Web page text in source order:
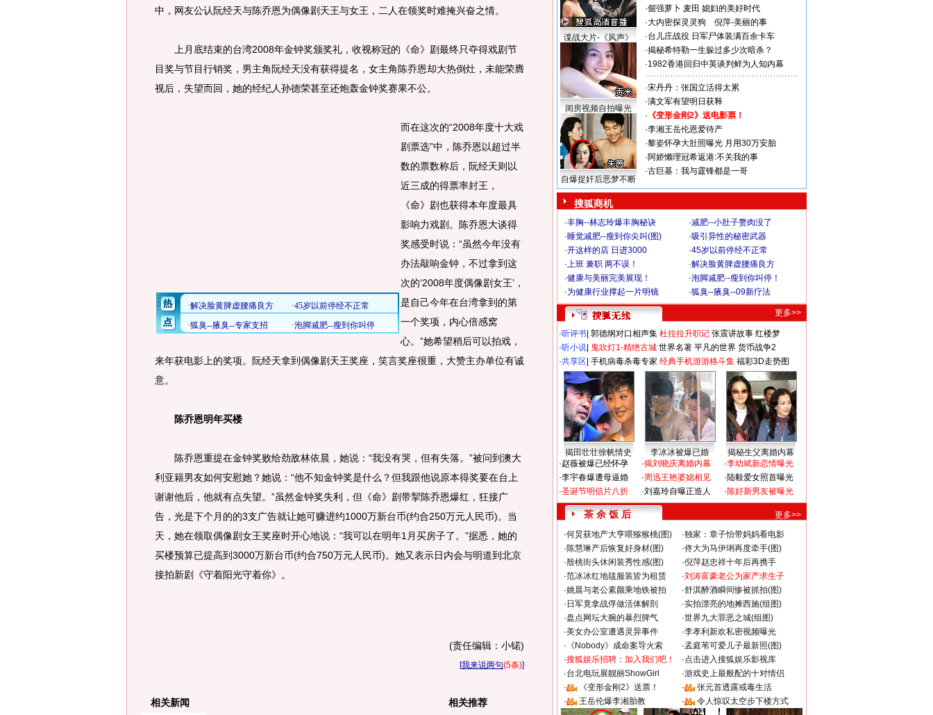
中，网友公认阮经天与陈乔恩为偶像剧天王与女王，二人在领奖时难掩兴奋之情。
上月底结束的台湾2008年金钟奖颁奖礼，收视称冠的《命》剧最终只夺得戏剧节
目奖与节目行销奖，男主角阮经天没有获得提名，女主角陈乔恩却大热倒灶，未能荣膺
视后，失望而回，她的经纪人孙德荣甚至还炮轰金钟奖赛果不公。
而在这次的“2008年度十大戏
剧票选”中，陈乔恩以超过半
数的票数称后，阮经天则以
近三成的得票率封王，
《命》剧也获得本年度最具
影响力戏剧。陈乔恩大谈得
奖感受时说：“虽然今年没有
办法敲响金钟，不过拿到这
次的‘2008年度偶像剧女王’，
是自己今年在台湾拿到的第
一个奖项，内心倍感窝
心。”她希望稍后可以拍戏，
来年获电影上的奖项。阮经天拿到偶像剧天王奖座，笑言奖座很重，大赞主办单位有诚
意。
陈乔恩明年买楼
陈乔恩重提在金钟奖败给劲敌林依晨，她说：“我没有哭，但有失落。”被问到澳大
利亚籍男友如何安慰她？她说：“他不知金钟奖是什么？但我跟他说原本得奖要在台上
谢谢他后，他就有点失望。”虽然金钟奖失利，但《命》剧带挈陈乔恩爆红，狂接广
告，光是下个月的的3支广告就让她可赚进约1000万新台币(约合250万元人民币)。当
天，她在领取偶像剧女王奖座时开心地说：“我可以在明年1月买房子了。”据悉，她的
买楼预算已提高到3000万新台币(约合750万元人民币)。她又表示日内会与明道到北京
接拍新剧《守着阳光守着你》。
(责任编辑：小锘)
[我来说两句(5条)]
相关新闻
相关推荐
谍战大片-《风声》
闺房视频自拍曝光
自爆捉奸后恶梦不断
·倔强萝卜 麦田 媳妇的美好时代
·大内密探灵灵狗
倪萍-美丽的事
·台儿庄战役 日军尸体装满百余卡车
·揭秘希特勒一生躲过多少次暗杀？
·1982香港回归中英谈判鲜为人知内幕
·宋丹丹：张国立活得太累
·满文军有望明日获释
· 《变形金刚2》送电影票！
·李湘王岳伦恩爱待产
·黎姿怀孕大肚照曝光 月用30万安胎
·阿娇懒理冠希返港:不关我的事
·古巨基：我与霆锋都是一哥
搜狐商机
·丰胸--林志玲爆丰胸秘诀 ·减肥--小肚子赘肉没了
·睡觉减肥--瘦到你尖叫(图) ·吸引异性的秘密武器
·开这样的店 日进3000 ·45岁以前停经不正常
·上班 兼职 两不误！ ·解决脸黄脾虚腰痛良方
·健康与美丽完美展现！ ·泡脚减肥--瘦到你叫停！
·为健康行业撑起一片明镜 ·狐臭--腋臭--09新疗法
更多>>
·听评书 郭德纲对口相声集 杜拉拉升职记 张震讲故事 红楼梦
·听小说 鬼吹灯1-精绝古城 世界名著 平凡的世界 货币战争2
·共享区 手机病毒杀毒专家 经典手机游游格斗集 福彩3D走势图
揭田壮壮徐帆情史 李冰冰被爆已婚
揭秘生父离婚内幕
·赵薇被爆已经怀孕
·李宇春爆遭母逼婚
·圣诞节明信片八折
·揭刘晓庆离婚内幕
·周迅王艳婆媳相见
·刘嘉玲自曝正造人
·李幼斌新恋情曝光
·陆毅爱女照首曝光
·陈好新男友被曝光
茶 余 饭 后
更多>>
·何炅获地产大亨喂猕猴桃(图) ·独家：章子怡带妈妈看电影
·陈慧琳产后恢复好身材(图) ·佟大为马伊琍再度牵手(图)
·殷桃街头休闲装秀性感(图) ·倪萍赵忠祥十年后再携手
·范冰冰红地毯服装皆为租赁 ·刘涛富豪老公为家产求生子
·姚晨与老公素颜乘地铁被拍 ·舒淇醉酒瞬间惨被抓拍(图)
· 日军竟拿战俘做活体解剖 ·实拍漂亮的地摊西施(组图)
·盘点网坛大腕的暴烈脾气 ·世界九大罪恶之城(组图)
·美女办公室遭遇灵异事件 ·李孝利新欢私密视频曝光
· 《Nobody》成命案导火索 ·孟庭苇可爱儿子最新照(图)
·搜狐娱乐招聘：加入我们吧！ ·点击进入搜狐娱乐影视库
·台北电玩展靓丽ShowGirl ·游戏史上最般配的十对情侣
·
《变形金刚2》送票！ ·
张元首透露戒毒生活
·
王岳伦爆李湘胎教 · 令人惊叹太空步下楼方式